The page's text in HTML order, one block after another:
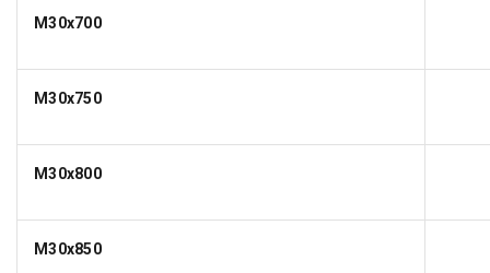
M30x700
M30x750
M30x800
M30x850